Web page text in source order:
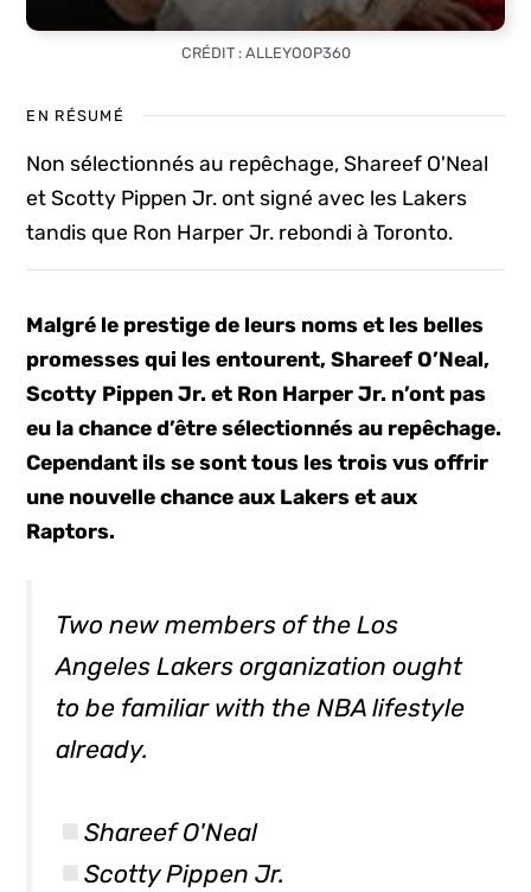
CRÉDIT : ALLEYOOP360
EN RÉSUMÉ
Non sélectionnés au repêchage, Shareef O'Neal
et Scotty Pippen Jr. ont signé avec les Lakers
tandis que Ron Harper Jr. rebondi à Toronto.
Malgré le prestige de leurs noms et les belles
promesses qui les entourent, Shareef O’Neal,
Scotty Pippen Jr. et Ron Harper Jr. n’ont pas
eu la chance d’être sélectionnés au repêchage.
Cependant ils se sont tous les trois vus offrir
une nouvelle chance aux Lakers et aux
Raptors.
Two new members of the Los
Angeles Lakers organization ought
to be familiar with the NBA lifestyle
already.
Shareef O'Neal
Scotty Pippen Jr.